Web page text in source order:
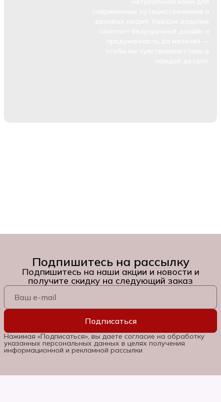
Подпишитесь на рассылку
Подпишитесь на наши акции и новости и
получите скидку на следующий заказ
Подписаться
Нажимая «Подписаться», вы даете согласие на обработку
указанных персональных данных в целях получения
информационной и рекламной рассылки